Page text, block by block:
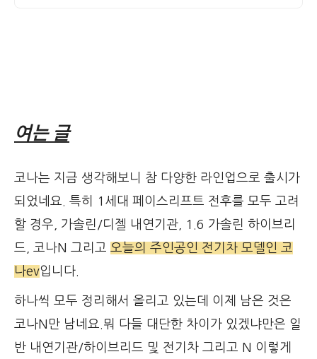
여는 글
코나는 지금 생각해보니 참 다양한 라인업으로 출시가
되었네요. 특히 1세대 페이스리프트 전후를 모두 고려
할 경우, 가솔린/디젤 내연기관, 1.6 가솔린 하이브리
드, 코나N 그리고 오늘의 주인공인 전기차 모델인 코
나ev입니다.
하나씩 모두 정리해서 올리고 있는데 이제 남은 것은
코나N만 남네요.뭐 다들 대단한 차이가 있겠냐만은 일
반 내연기관/하이브리드 및 전기차 그리고 N 이렇게